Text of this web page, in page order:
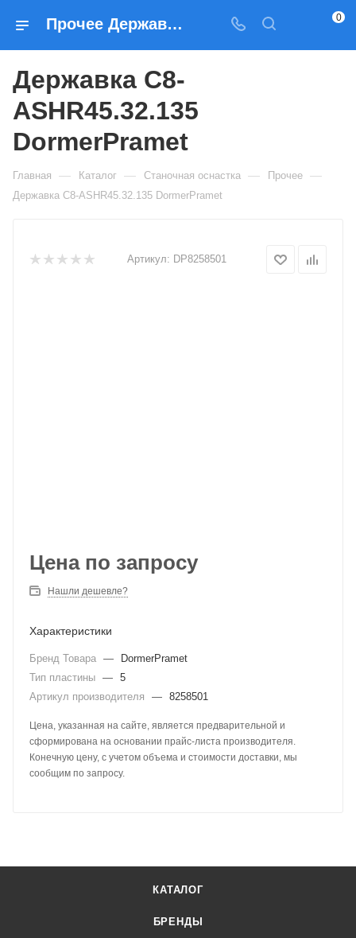
Прочее Державка C8-ASHR45.32.135 DormerPramet — купить по выгодным ценам в Москве 0
Державка C8-
ASHR45.32.135
DormerPramet
Главная — Каталог — Станочная оснастка — Прочее —
Державка C8-ASHR45.32.135 DormerPramet
Артикул: DP8258501
Цена по запросу
Нашли дешевле?
Характеристики
Бренд Товара —
DormerPramet
Тип пластины — 5
Артикул производителя
— 8258501
Цена, указанная на сайте, является предварительной и
сформирована на основании прайс-листа производителя.
Конечную цену, с учетом объема и стоимости доставки, мы
сообщим по запросу.
КАТАЛОГ
БРЕНДЫ